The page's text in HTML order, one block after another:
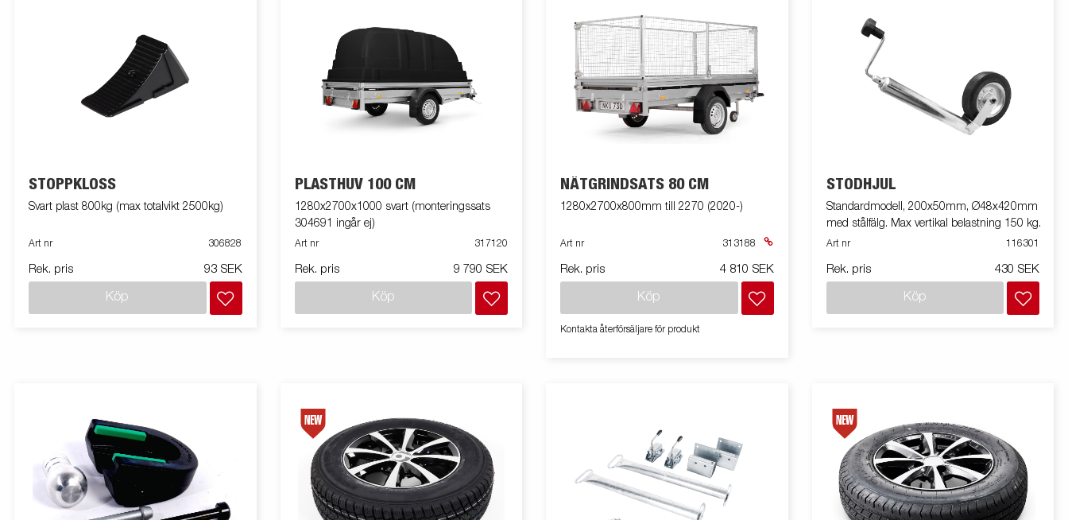
STOPPKLOSS
Svart plast 800kg (max totalvikt 2500kg)
Art nr 306828
Rek. pris 93 SEK
Köp
PLASTHUV 100 CM
1280x2700x1000 svart (monteringssats
304691 ingår ej)
Art nr 317120
Rek. pris 9 790 SEK
Köp
NÄTGRINDSATS 80 CM
1280x2700x800mm till 2270 (2020-)
Art nr 313188
Rek. pris 4 810 SEK
Köp
Kontakta återförsäljare för produkt
STÖDHJUL
Standardmodell, 200x50mm, Ø48x420mm
med stålfälg. Max vertikal belastning 150 kg.
Art nr 116301
Rek. pris 430 SEK
Köp